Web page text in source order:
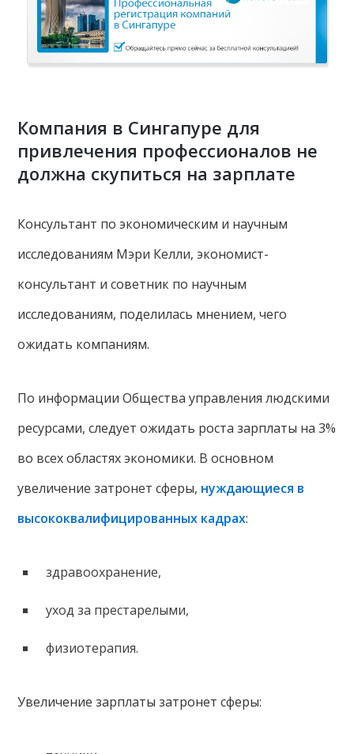
Компания в Сингапуре для
привлечения профессионалов не
должна скупиться на зарплате
Консультант по экономическим и научным
исследованиям Мэри Келли, экономист-
консультант и советник по научным
исследованиям, поделилась мнением, чего
ожидать компаниям.
По информации Общества управления людскими
ресурсами, следует ожидать роста зарплаты на 3%
во всех областях экономики. В основном
увеличение затронет сферы, нуждающиеся в
высококвалифицированных кадрах:
здравоохранение,
уход за престарелыми,
физиотерапия.
Увеличение зарплаты затронет сферы: